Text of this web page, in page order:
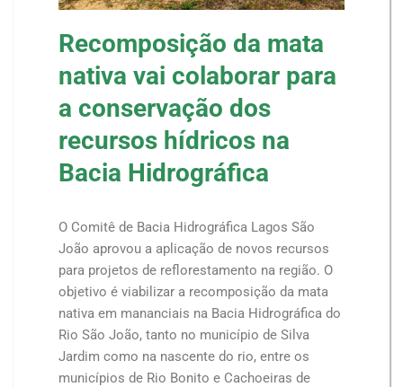
Recomposição da mata
nativa vai colaborar para
a conservação dos
recursos hídricos na
Bacia Hidrográfica
O Comitê de Bacia Hidrográfica Lagos São
João aprovou a aplicação de novos recursos
para projetos de reflorestamento na região. O
objetivo é viabilizar a recomposição da mata
nativa em mananciais na Bacia Hidrográfica do
Rio São João, tanto no município de Silva
Jardim como na nascente do rio, entre os
municípios de Rio Bonito e Cachoeiras de